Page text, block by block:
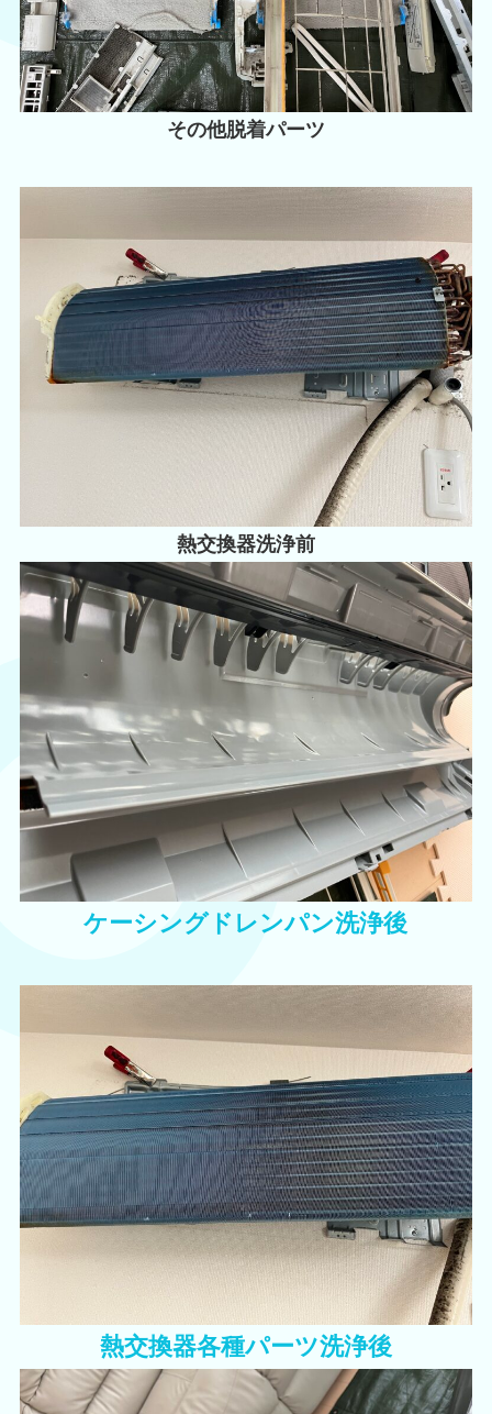
その他脱着パーツ
熱交換器洗浄前
ケーシングドレンパン洗浄後
熱交換器各種パーツ洗浄後